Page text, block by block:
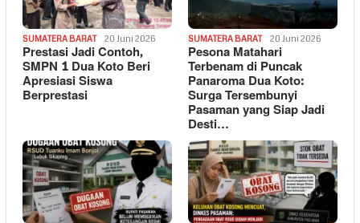
SUMATERA BARAT 20 Juni 2026
Prestasi Jadi Contoh,
SMPN 1 Dua Koto Beri
Apresiasi Siswa
Berprestasi
SUMATERA BARAT 20 Juni 2026
Pesona Matahari
Terbenam di Puncak
Panaroma Dua Koto:
Surga Tersembunyi
Pasaman yang Siap Jadi
Desti…